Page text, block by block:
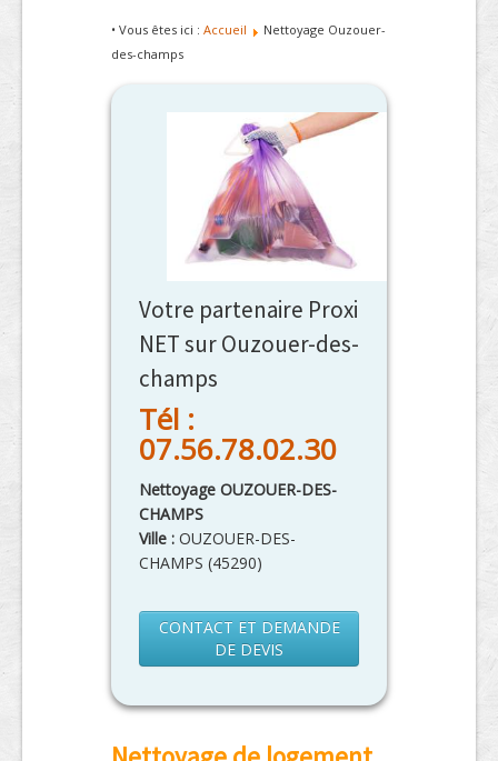
• Vous êtes ici : Accueil
Nettoyage Ouzouer-
des-champs
Votre partenaire Proxi
NET sur Ouzouer-des-
champs
Tél :
07.56.78.02.30
Nettoyage OUZOUER-DES-
CHAMPS
Ville : OUZOUER-DES-
CHAMPS (45290)
CONTACT ET DEMANDE
DE DEVIS